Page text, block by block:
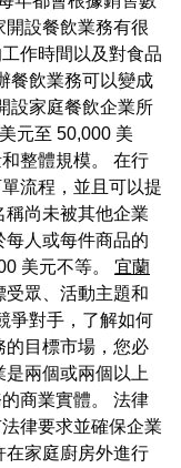
設餐飲業務有很
作時間以及對食品
餐飲業務可以變成
設家庭餐飲企業所
美元至 50,000 美
整體規模。 在行
流程，並且可以提
尚未被其他企業
人或每件商品的
美元不等。 宜蘭
眾、活動主題和
爭對手，了解如何
的目標市場，您必
兩個或兩個以上
商業實體。 法律
律要求並確保企業
在家庭廚房外進行